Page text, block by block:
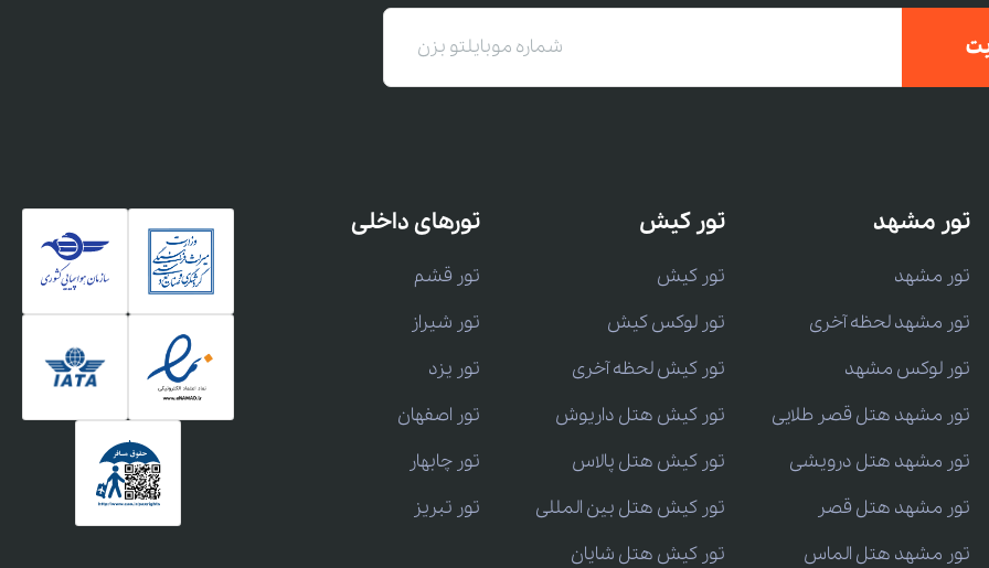
تور مشهد
تور مشهد
تور مشهد لحظه آخری
تور لوکس مشهد
تور مشهد هتل قصر طلایی
تور مشهد هتل درویشی
تور مشهد هتل قصر
تور مشهد هتل الماس
تور کیش
تور کیش
تور لوکس کیش
تور کیش لحظه آخری
تور کیش هتل داریوش
تور کیش هتل پالاس
تور کیش هتل بین المللی
تور کیش هتل شایان
تورهای داخلی
تور قشم
تور شیراز
تور یزد
تور اصفهان
تور چابهار
تور تبریز